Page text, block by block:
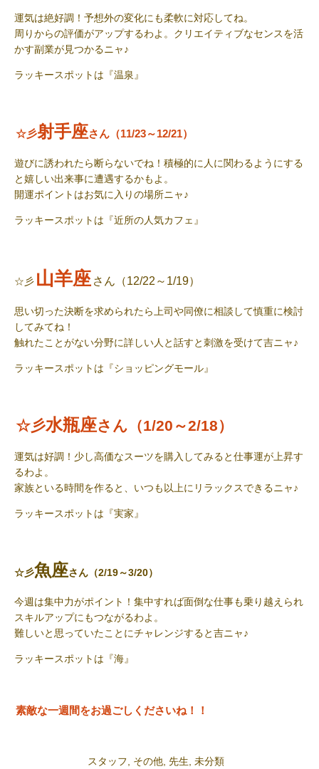
運気は絶好調！予想外の変化にも柔軟に対応してね。
周りからの評価がアップするわよ。クリエイティブなセンスを活
かす副業が見つかるニャ♪
ラッキースポット は『温泉』
☆彡射手座さん（11/23～12/21）
遊びに誘われたら断らないでね！積極的に人に関わるようにする
と嬉しい出来事に遭遇するかもよ。
開運ポイントはお気に入りの場所ニャ♪
ラッキースポット は『近所の人気カフェ』
☆彡 山羊座 さん（12/22～1/19）
思い切った決断を求められたら上司や同僚に相談して慎重に検討
してみてね！
触れたことがない分野に詳しい人と話すと刺激を受けて吉ニャ♪
ラッキースポット は『ショッピングモール』
☆彡水瓶座さん（1/20～2/18）
運気は好調！少し高価なスーツを購入してみると仕事運が上昇す
るわよ。
家族といる時間を作ると、いつも以上にリラックスできるニャ♪
ラッキースポット は『実家』
☆彡魚座さん（2/19～3/20）
今週は集中力がポイント！集中すれば面倒な仕事も乗り越えられ
スキルアップにもつながるわよ。
難しいと思っていたことにチャレンジすると吉ニャ♪
ラッキースポットは 『海』
素敵な一週間をお過ごしくださいね！！
スタッフ その他 先生 未分類